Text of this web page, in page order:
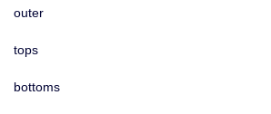
outer
tops
bottoms